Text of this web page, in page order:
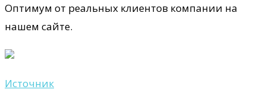
Оптимум от реальных клиентов компании на
нашем сайте.
Источник